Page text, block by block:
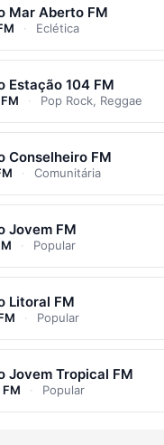
Mar Aberto FM
· Eclética
Estação 104 FM
· Pop Rock, Reggae
Conselheiro FM
· Comunitária
Jovem FM
· Popular
Litoral FM
· Popular
Jovem Tropical FM
· Popular